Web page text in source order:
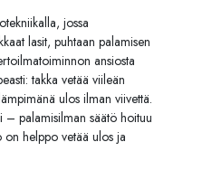
jossa
lasit, puhtaan palamisen
ansiosta
takka vetää viileän
ulos ilman viivettä.
– palamisilman säätö hoituu
helppo vetää ulos ja